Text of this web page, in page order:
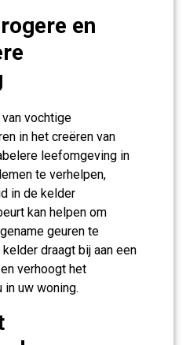
en
vochtige
in het creëren van
leefomgeving in
te verhelpen,
in de kelder
kan helpen om
geuren te
draagt bij aan een
verhoogt het
uw woning.